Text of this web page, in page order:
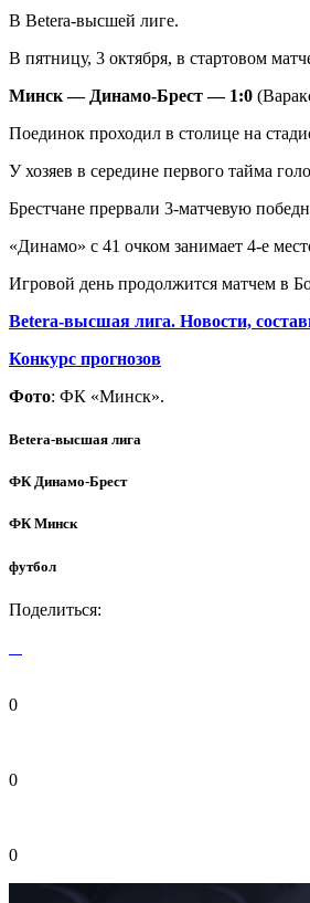
В Betera-высшей лиге.
В пятницу, 3 октября, в стартовом
Минск — Динамо-Брест — 1:0
Поединок проходил в столице на
У хозяев в середине первого тайма
Брестчане прервали 3-матчевую
«Динамо» с 41 очком занимает 4-е
Игровой день продолжится матчем в
Betera-высшая лига. Новости,
Конкурс прогнозов
Фото: ФК «Минск».
Betera-высшая лига
ФК Динамо-Брест
ФК Минск
футбол
Поделиться:
0
0
0